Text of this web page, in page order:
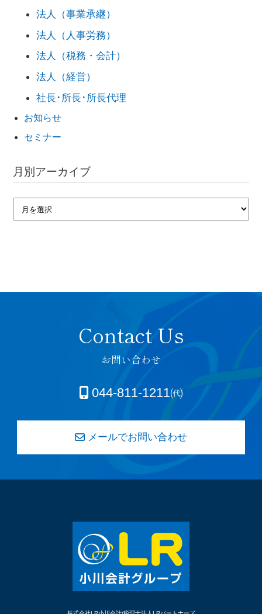
法人（事業承継）
法人（人事労務）
法人（税務・会計）
法人（経営）
社長･所長･所長代理
お知らせ
セミナー
月別アーカイブ
お問い合わせ
044-811-1211㈹
メールでお問い合わせ